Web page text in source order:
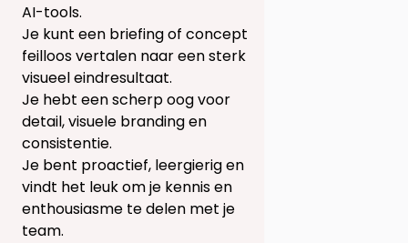
AI-tools.
Je kunt een briefing of concept
feilloos vertalen naar een sterk
visueel eindresultaat.
Je hebt een scherp oog voor
detail, visuele branding en
consistentie.
Je bent proactief, leergierig en
vindt het leuk om je kennis en
enthousiasme te delen met je
team.